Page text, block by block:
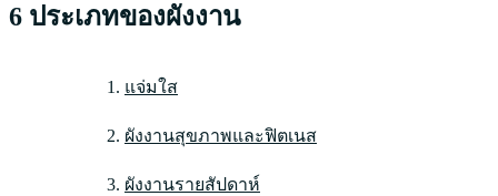
6 ประเภทของผังงาน
แจ่มใส
ผังงานสุขภาพและฟิตเนส
ผังงานรายสัปดาห์